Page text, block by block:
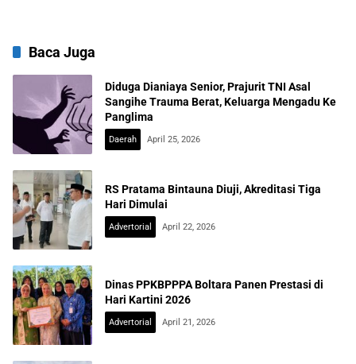
Baca Juga
Diduga Dianiaya Senior, Prajurit TNI Asal
Sangihe Trauma Berat, Keluarga Mengadu Ke
Panglima
Daerah April 25, 2026
RS Pratama Bintauna Diuji, Akreditasi Tiga
Hari Dimulai
Advertorial April 22, 2026
Dinas PPKBPPPA Boltara Panen Prestasi di
Hari Kartini 2026
Advertorial April 21, 2026